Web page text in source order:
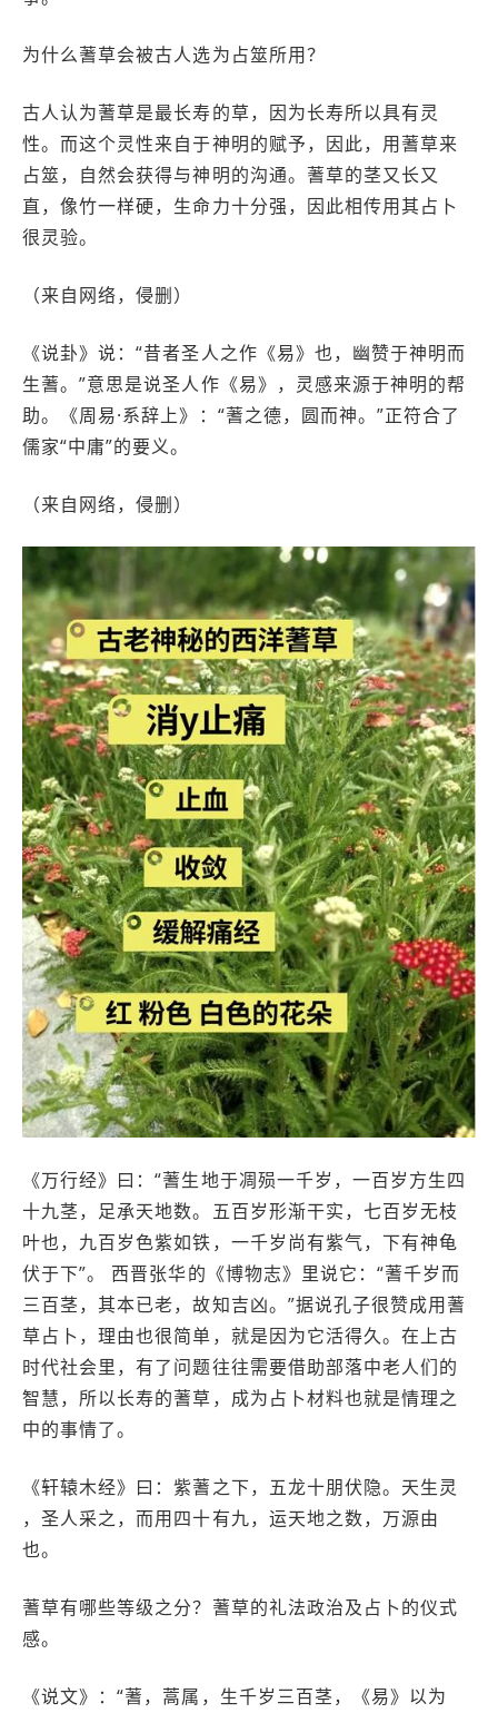
为什么蓍草会被古人选为占筮所用？
古人认为蓍草是最长寿的草，因为长寿所以具有灵
性。而这个灵性来自于神明的赋予，因此，用蓍草来
占筮，自然会获得与神明的沟通。蓍草的茎又长又
直，像竹一样硬，生命力十分强，因此相传用其占卜
很灵验。
（来自网络，侵删）
《说卦》说：“昔者圣人之作《易》也，幽赞于神明而
生蓍。”意思是说圣人作《易》，灵感来源于神明的帮
助。《周易·系辞上》：“蓍之德，圆而神。”正符合了
儒家“中庸”的要义。
（来自网络，侵删）
《万行经》曰：“蓍生地于凋殒一千岁，一百岁方生四
十九茎，足承天地数。五百岁形渐干实，七百岁无枝
叶也，九百岁色紫如铁，一千岁尚有紫气，下有神龟
伏于下”。 西晋张华的《博物志》里说它：“蓍千岁而
三百茎，其本已老，故知吉凶。”据说孔子很赞成用蓍
草占卜，理由也很简单，就是因为它活得久。在上古
时代社会里，有了问题往往需要借助部落中老人们的
智慧，所以长寿的蓍草，成为占卜材料也就是情理之
中的事情了。
《轩辕木经》曰：紫蓍之下，五龙十朋伏隐。天生灵
，圣人采之，而用四十有九，运天地之数，万源由
也。
蓍草有哪些等级之分？蓍草的礼法政治及占卜的仪式
感。
《说文》：“蓍，蒿属，生千岁三百茎，《易》以为